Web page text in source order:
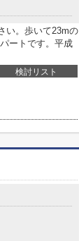
い。歩いて23mの
ートです。平成
検討リスト